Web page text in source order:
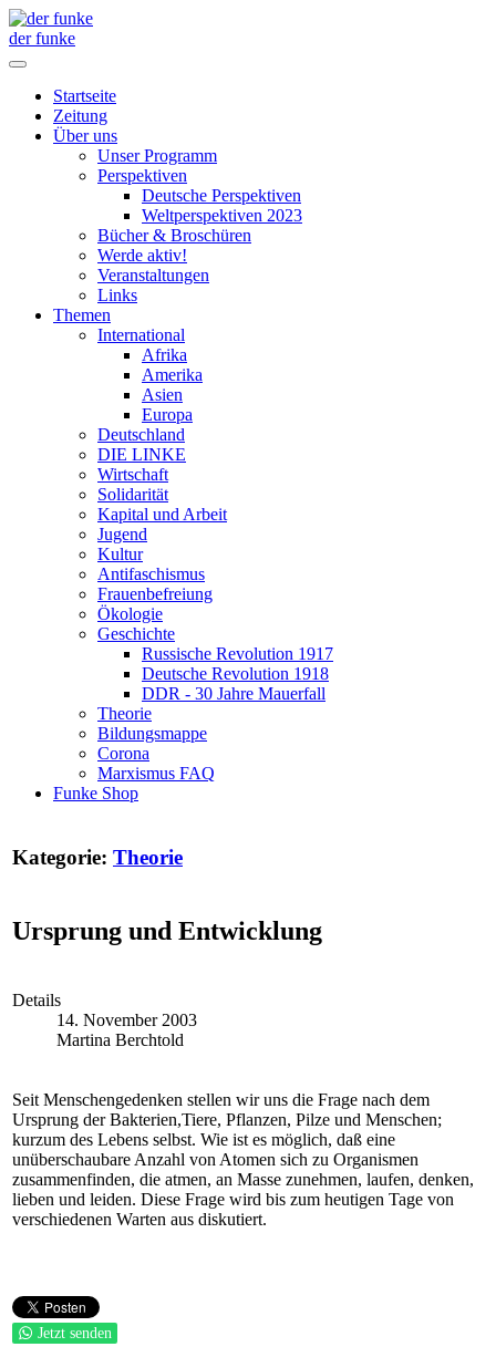
der funke
Startseite
Zeitung
Über uns
Unser Programm
Perspektiven
Deutsche Perspektiven
Weltperspektiven 2023
Bücher & Broschüren
Werde aktiv!
Veranstaltungen
Links
Themen
International
Afrika
Amerika
Asien
Europa
Deutschland
DIE LINKE
Wirtschaft
Solidarität
Kapital und Arbeit
Jugend
Kultur
Antifaschismus
Frauenbefreiung
Ökologie
Geschichte
Russische Revolution 1917
Deutsche Revolution 1918
DDR - 30 Jahre Mauerfall
Theorie
Bildungsmappe
Corona
Marxismus FAQ
Funke Shop
Kategorie: Theorie
Ursprung und Entwicklung
Details
14. November 2003
Martina Berchtold
Seit Menschengedenken stellen wir uns die Frage nach dem
Ursprung der Bakterien,Tiere, Pflanzen, Pilze und Menschen;
kurzum des Lebens selbst. Wie ist es möglich, daß eine
unüberschaubare Anzahl von Atomen sich zu Organismen
zusammenfinden, die atmen, an Masse zunehmen, laufen, denken,
lieben und leiden. Diese Frage wird bis zum heutigen Tage von
verschiedenen Warten aus diskutiert.
Jetzt senden